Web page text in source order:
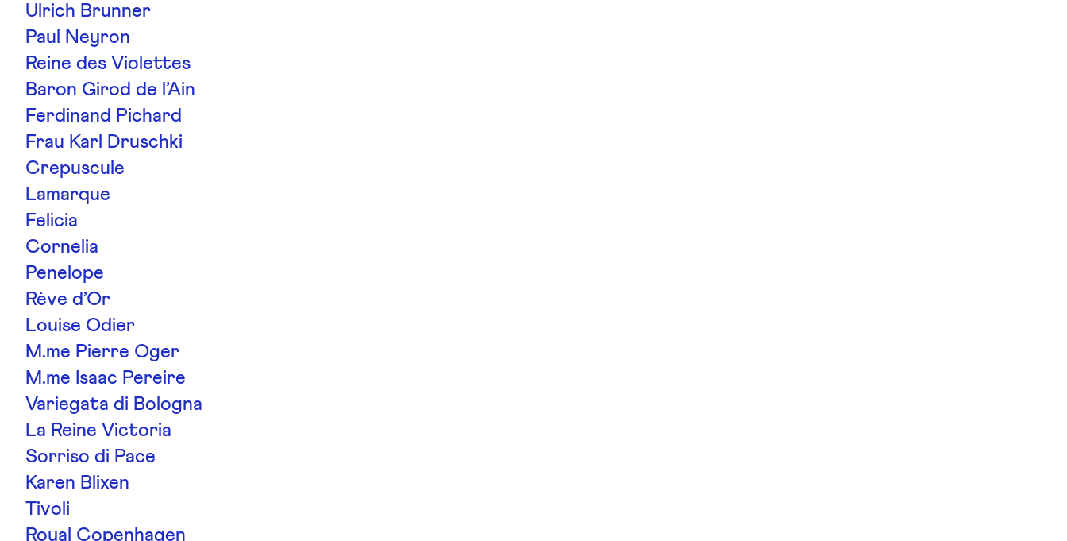
Ulrich Brunner
Paul Neyron
Reine des Violettes
Baron Girod de l’Ain
Ferdinand Pichard
Frau Karl Druschki
Crepuscule
Lamarque
Felicia
Cornelia
Penelope
Rève d’Or
Louise Odier
M.me Pierre Oger
M.me Isaac Pereire
Variegata di Bologna
La Reine Victoria
Sorriso di Pace
Karen Blixen
Tivoli
Royal Copenhagen